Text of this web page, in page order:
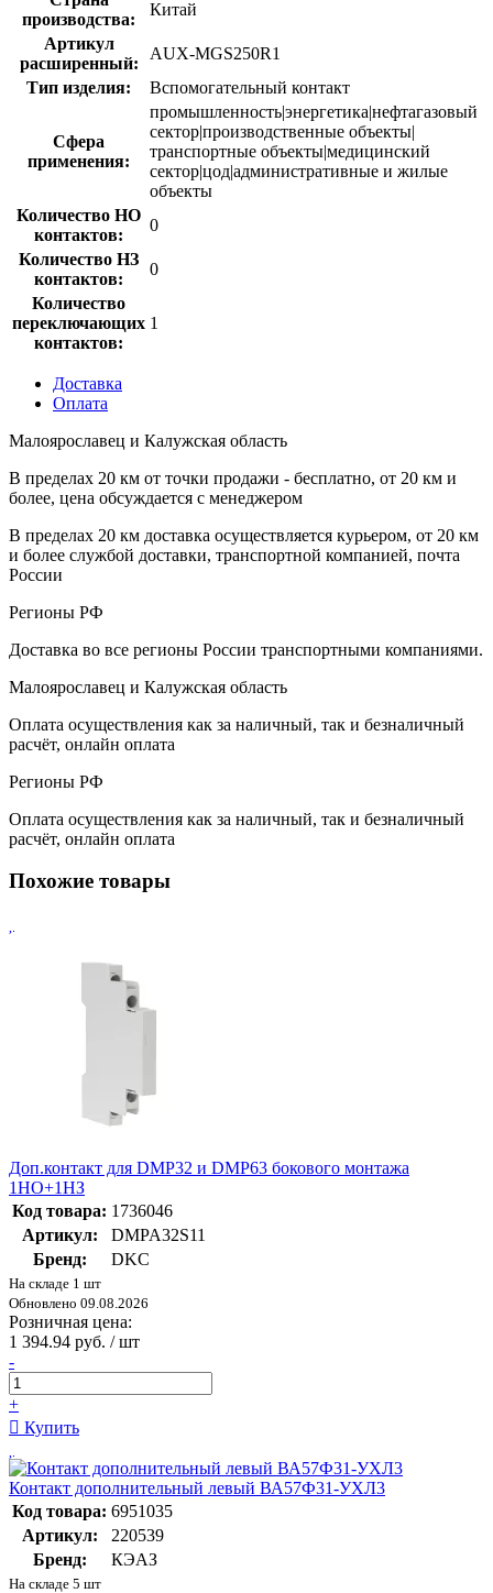
производства:
Китай
Артикул
расширенный:
AUX-MGS250R1
Тип изделия:
Вспомогательный контакт
Сфера
применения:
промышленность|энергетика|нефтагазовый
сектор|производственные объекты|
транспортные объекты|медицинский
сектор|цод|административные и жилые
объекты
Количество НО
контактов:
0
Количество НЗ
контактов:
0
Количество
переключающих
контактов:
1
Доставка
Оплата
Малоярославец и Калужская область
В пределах 20 км от точки продажи - бесплатно, от 20 км и
более, цена обсуждается с менеджером
В пределах 20 км доставка осуществляется курьером, от 20 км
и более службой доставки, транспортной компанией, почта
России
Регионы РФ
Доставка во все регионы России транспортными компаниями.
Малоярославец и Калужская область
Оплата осуществления как за наличный, так и безналичный
расчёт, онлайн оплата
Регионы РФ
Оплата осуществления как за наличный, так и безналичный
расчёт, онлайн оплата
Похожие товары
Доп.контакт для DMP32 и DMP63 бокового монтажа
1НО+1НЗ
Код товара: 1736046
Артикул:
DMPA32S11
Бренд:
DKC
На складе 1 шт
Обновлено 09.08.2026
Розничная цена:
1 394.94 руб. / шт
-
+
Купить
Контакт дополнительный левый ВА57Ф31-УХЛ3
Код товара: 6951035
Артикул:
220539
Бренд:
КЭАЗ
На складе 5 шт